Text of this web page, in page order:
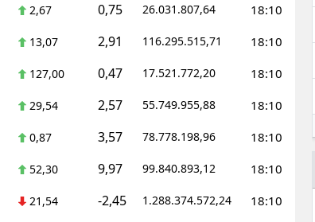
2,67 0,75 26.031.807,64 18:10
13,07 2,91 116.295.515,71 18:10
127,00 0,47 17.521.772,20 18:10
29,54 2,57 55.749.955,88 18:10
0,87 3,57 78.778.198,96 18:10
52,30 9,97 99.840.893,12 18:10
21,54 -2,45 1.288.374.572,24 18:10